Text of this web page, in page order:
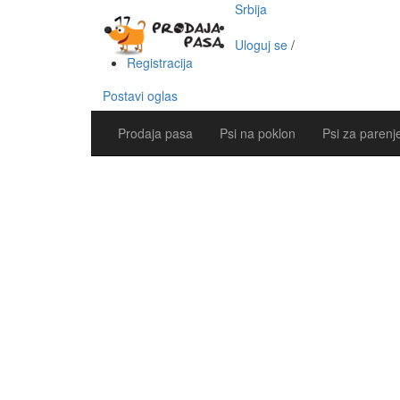
Srbija
Uloguj se/
Registracija
Postavi oglas
Prodaja pasa Psi na poklon Psi za